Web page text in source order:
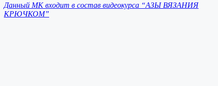
Данный МК входит в состав видеокурса “АЗЫ ВЯЗАНИЯ
КРЮЧКОМ”